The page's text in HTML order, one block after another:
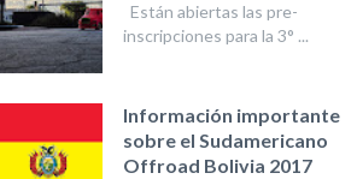
Están abiertas las pre-
inscripciones para la 3° ...
Información importante
sobre el Sudamericano
Offroad Bolivia 2017